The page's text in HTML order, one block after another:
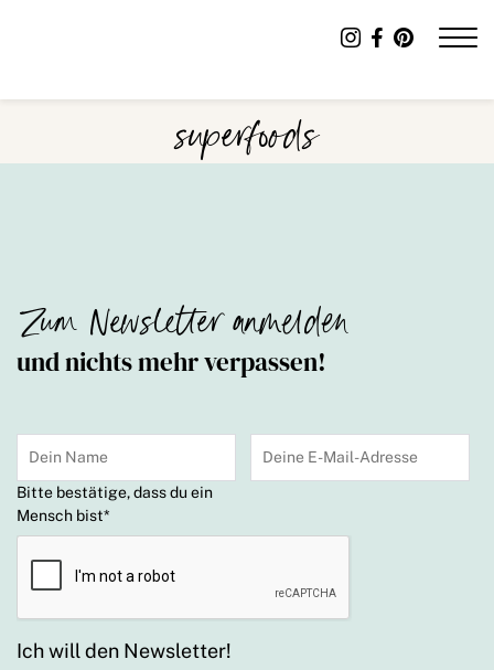
superfoods
Zum Newsletter anmelden
und nichts mehr verpassen!
Bitte bestätige, dass du ein
Mensch bist*
Ich will den Newsletter!